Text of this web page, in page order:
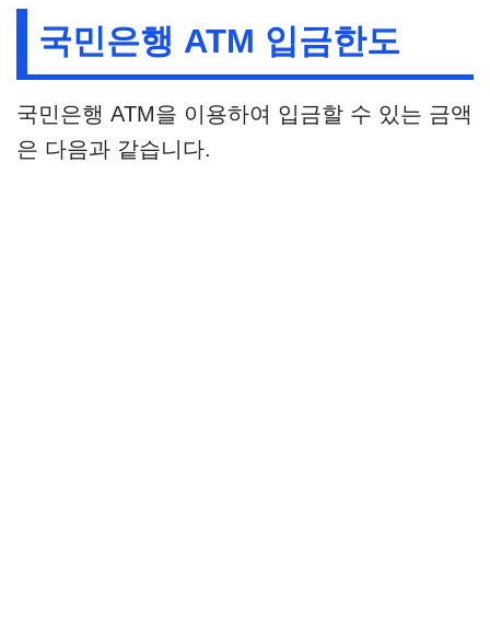
국민은행 ATM 입금한도
국민은행 ATM을 이용하여 입금할 수 있는 금액
은 다음과 같습니다.